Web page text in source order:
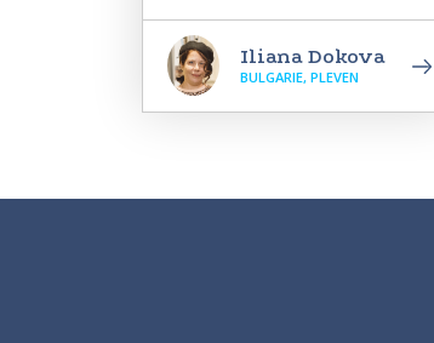
Iliana Dokova
BULGARIE, PLEVEN